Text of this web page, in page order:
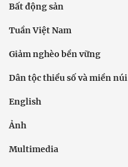
Bất động sản
Tuần Việt Nam
Giảm nghèo bền vững
Dân tộc thiểu số và miền núi
English
Ảnh
Multimedia